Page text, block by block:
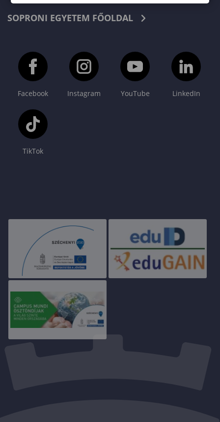
SOPRONI EGYETEM FŐOLDAL
Facebook Instagram YouTube LinkedIn
TikTok